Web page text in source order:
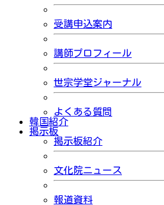
受講申込案内
講師プロフィール
世宗学堂ジャーナル
よくある質問
韓国紹介
掲示板
掲示板紹介
文化院ニュース
報道資料